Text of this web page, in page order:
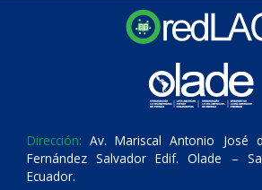
Dirección: Av. Mariscal Antonio José
Fernández Salvador Edif. Olade –
Ecuador.